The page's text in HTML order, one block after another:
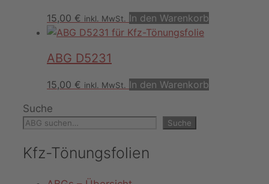
15,00 € inkl. MwSt. In den Warenkorb
ABG D5231
15,00 € inkl. MwSt. In den Warenkorb
Suche
Suche
Kfz-Tönungsfolien